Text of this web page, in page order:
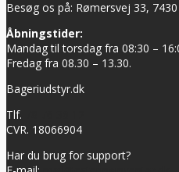
Besøg os på: Rømersvej 33,
Åbningstider:
Mandag til torsdag fra 08:30 –
Fredag fra 08.30 – 13.30.
Bageriudstyr.dk
Tlf.
CVR. 18066904
Har du brug for support?